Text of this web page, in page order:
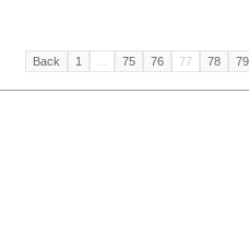
Back 1 75 76 77 78 79